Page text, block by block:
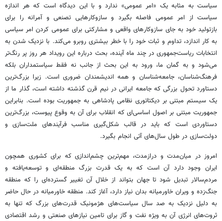
سیاست به مثابه یک «امر عمومی» ندارد و با این دیدگاه است که هر اندازه
سیاست از امر عمومی فاصله بگیرد و سازوکارهایی تصنعی و آمرانه را برای
بازتولید خود به جای سازوکارهای واقعی و مشارکتی برای عمومی کردن امر سیاسی
به کار اندازد، تداوم و ثبات خود را با خطر بیشتری روبرو می‌کند. با نزدیک شدن به
انتخابات ریاست‌جمهوری در چند ماه آینده، بحث درباره این رویداد هر روز پر رنگ‌تر
می‌شود و به گمان ما، ورود به این بحث از جانب نه فقط سیاستمداران بلکه
فرهنگ‌شناسان، جامعه‌شناسان و همه اندیشمندان ضروری است. زیرا بزرگ‌ترین
دستاورد تحول بزرگی که جامعه ایرانی در نیم قرن گذشته داشته است، گذار ما از
یک سیستم مبتنی بر دیکتاتوری نظامی پادشاهی به جمهوریت بوده است. بنابراین
جمهوریت مبتنی بر اصول اساسی‌ای که انقلاب برای آن به وقوع پیوست، بزرگ‌ترین
دستاوردی است که باید در قالب شکل‌گیری مناسب فرآیندهای ملت‌سازی و
دولت‌سازی در طول سال‌های آتی انجام بگیرد.
امروز در میان‌مدت و دراز‌مدت، مهم‌ترین چشم‌اندازی که برای کشوری همچون
ایران وجود دارد آن است که به یک قدرت بزرگ منطقه‌ای و توسعه‌یافته و
مردم‌سالار تبدیل شود تا جهان بتواند از خلال آن تغییر گسترده‌ای را که منطقه
جنگ‌زده و ویران خاور‌میانه بدان نیاز دارد، آغاز کند. منطقه خاورمیانه در حال حاضر
به دلیل نزدیک به صد سال سیاست‌های هژمونیک قدرت‌های بزرگ که تنها به
ثروت‌های انرژی آن به ویژه نفت و گاز برای تامین نیازهای صنعتی و رشد اقتصادی